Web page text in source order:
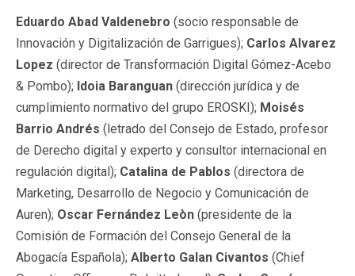
Eduardo Abad Valdenebro (socio responsable de
Innovación y Digitalización de Garrigues); Carlos Alvarez
Lopez (director de Transformación Digital Gómez-Acebo
& Pombo); Idoia Baranguan (dirección jurídica y de
cumplimiento normativo del grupo EROSKI); Moisés
Barrio Andrés (letrado del Consejo de Estado, profesor
de Derecho digital y experto y consultor internacional en
regulación digital); Catalina de Pablos (directora de
Marketing, Desarrollo de Negocio y Comunicación de
Auren); Oscar Fernández Leòn (presidente de la
Comisión de Formación del Consejo General de la
Abogacía Española); Alberto Galan Civantos (Chief